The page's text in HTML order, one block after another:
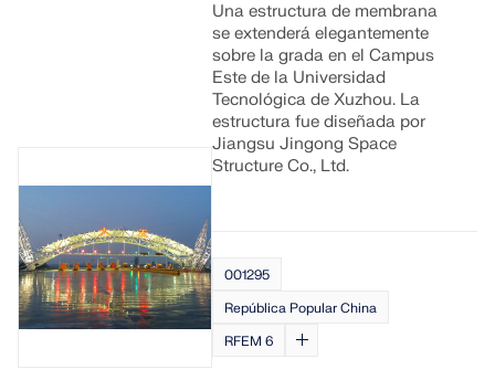
Una estructura de membrana
se extenderá elegantemente
sobre la grada en el Campus
Este de la Universidad
Tecnológica de Xuzhou. La
estructura fue diseñada por
Jiangsu Jingong Space
Structure Co., Ltd.
001295
República Popular China
RFEM 6